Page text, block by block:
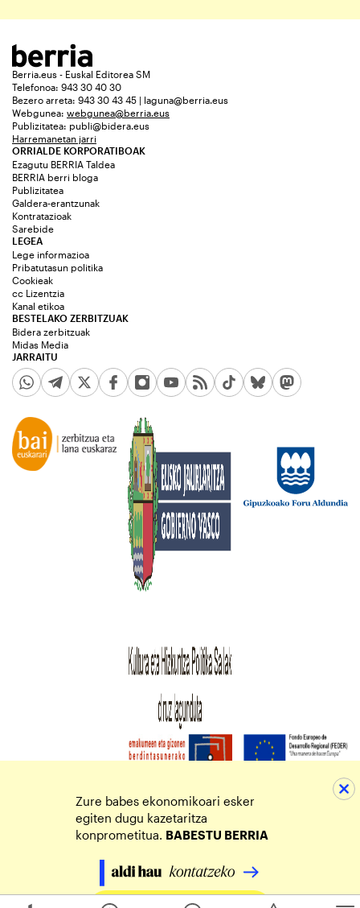
Berria.eus - Euskal Editorea SM
Telefonoa: 943 30 40 30
Bezero arreta: 943 30 43 45 | laguna@berria.eus
Webgunea: webgunea@berria.eus
Publizitatea: publi@bidera.eus
Harremanetan jarri
ORRIALDE KORPORATIBOAK
Ezagutu BERRIA Taldea
BERRIA berri bloga
Publizitatea
Galdera-erantzunak
Kontratazioak
Sarebide
JARRAITU
LEGEA
Lege informazioa
Pribatutasun politika
Cookieak
cc Lizentzia
Kanal etikoa
BESTELAKO ZERBITZUAK
Bidera zerbitzuak
Midas Media
Zure babes ekonomikoari esker
egiten dugu kazetaritza
konprometitua. BABESTU BERRIA